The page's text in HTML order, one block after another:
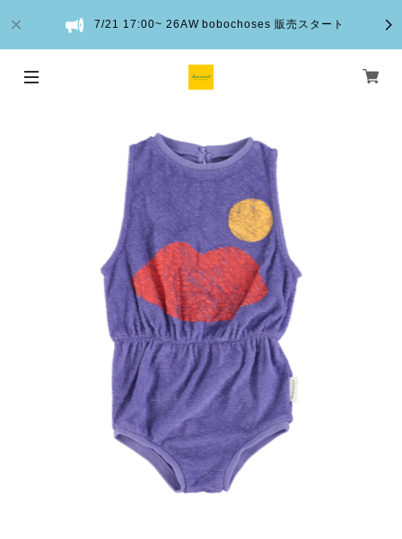
7/21 17:00~ 26AW bobochoses 販売スタート